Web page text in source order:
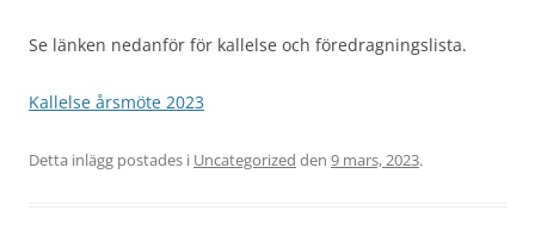
Se länken nedanför för kallelse och föredragningslista.
Kallelse årsmöte 2023
Detta inlägg postades i Uncategorized den 9 mars, 2023.